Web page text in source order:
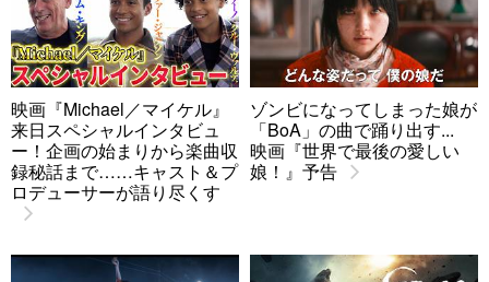
映画『Michael／マイケル』
来日スペシャルインタビュ
ー！企画の始まりから楽曲収
録秘話まで……キャスト＆プ
ロデューサーが語り尽くす
ゾンビになってしまった娘が
「BoA」の曲で踊り出す...
映画『世界で最後の愛しい
娘！』予告